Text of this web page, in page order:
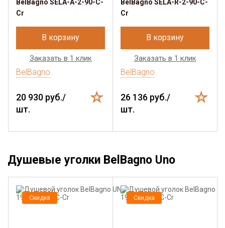
BelBagno SELA-A-2-90-C-
Cr
В корзину
Заказать в 1 клик
BelBagno
20 930 руб./
шт.
BelBagno SELA-R-2-90-C-
Cr
В корзину
Заказать в 1 клик
BelBagno
26 136 руб./
шт.
Душевые уголки BelBagno Uno
Скидка Скидка